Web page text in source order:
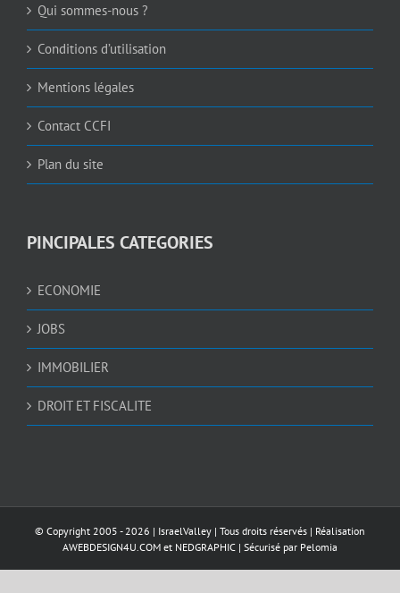
Qui sommes-nous ?
Conditions d’utilisation
Mentions légales
Contact CCFI
Plan du site
PINCIPALES CATEGORIES
ECONOMIE
JOBS
IMMOBILIER
DROIT ET FISCALITE
© Copyright 2005 - 2026 | IsraelValley | Tous droits réservés | Réalisation
AWEBDESIGN4U.COM et NEDGRAPHIC | Sécurisé par Pelomia